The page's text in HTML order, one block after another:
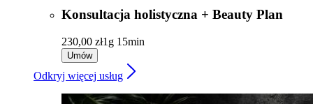
Konsultacja holistyczna + Beauty Plan
230,00 zł1g 15min
Umów
Odkryj więcej usług